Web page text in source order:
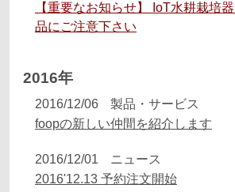
【重要なお知らせ】 IoT水耕栽培
品にご注意下さい
2016年
2016/12/06
製品・サービス
foopの新しい仲間を紹介します
2016/12/01
ニュース
2016'12.13 予約注文開始